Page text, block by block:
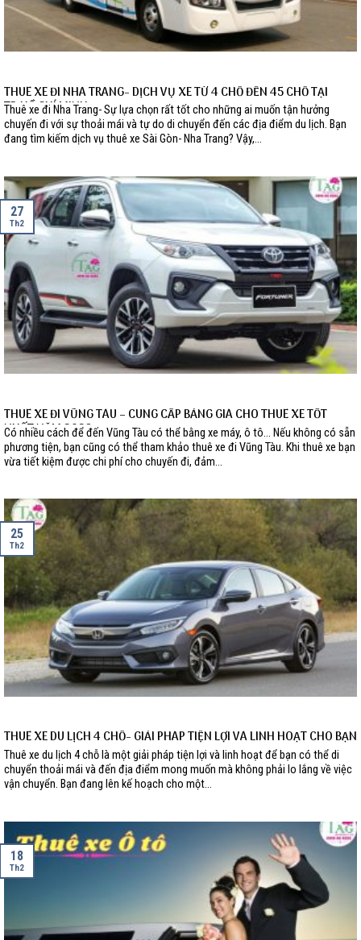
THUÊ XE ĐI NHA TRANG- DỊCH VỤ XE TỪ 4 CHỖ ĐẾN 45 CHỖ TẠI
TP.HỒ CHÍ MINH
Thuê xe đi Nha Trang- Sự lựa chọn rất tốt cho những ai muốn tận hưởng
chuyến đi với sự thoải mái và tự do di chuyển đến các địa điểm du lịch. Bạn
đang tìm kiếm dịch vụ thuê xe Sài Gòn- Nha Trang? Vậy,...
THUÊ XE ĐI VŨNG TÀU – CUNG CẤP BẢNG GIÁ CHO THUÊ XE TỐT
NHẤT NĂM 2023
Có nhiều cách để đến Vũng Tàu có thể bằng xe máy, ô tô… Nếu không có sẵn
phương tiện, bạn cũng có thể tham khảo thuê xe đi Vũng Tàu. Khi thuê xe bạn
vừa tiết kiệm được chi phí cho chuyến đi, đảm...
27
Th2
THUÊ XE DU LỊCH 4 CHỖ- GIẢI PHÁP TIỆN LỢI VÀ LINH HOẠT CHO BẠN
Thuê xe du lịch 4 chỗ là một giải pháp tiện lợi và linh hoạt để bạn có thể di
chuyển thoải mái và đến địa điểm mong muốn mà không phải lo lắng về việc
vận chuyển. Bạn đang lên kế hoạch cho một...
25
Th2
18
Th2